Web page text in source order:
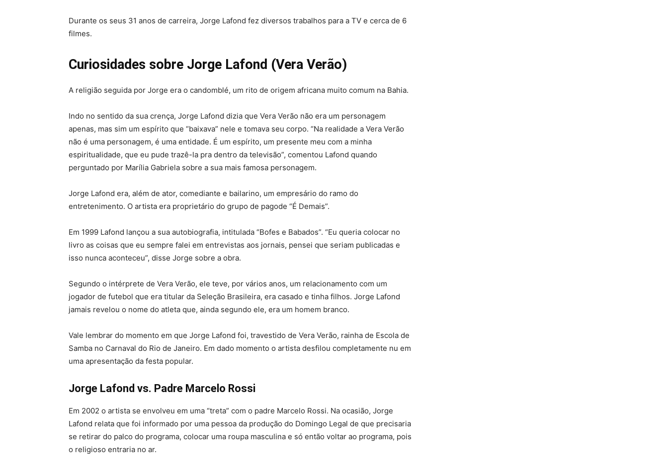
Durante os seus 31 anos de carreira, Jorge Lafond fez diversos trabalhos para a TV e cerca de 6
filmes.
Curiosidades sobre Jorge Lafond (Vera Verão)
A religião seguida por Jorge era o candomblé, um rito de origem africana muito comum na Bahia.
Indo no sentido da sua crença, Jorge Lafond dizia que Vera Verão não era um personagem
apenas, mas sim um espírito que “baixava” nele e tomava seu corpo. “Na realidade a Vera Verão
não é uma personagem, é uma entidade. É um espírito, um presente meu com a minha
espiritualidade, que eu pude trazê-la pra dentro da televisão”, comentou Lafond quando
perguntado por Marília Gabriela sobre a sua mais famosa personagem.
Jorge Lafond era, além de ator, comediante e bailarino, um empresário do ramo do
entretenimento. O artista era proprietário do grupo de pagode “É Demais”.
Em 1999 Lafond lançou a sua autobiografia, intitulada “Bofes e Babados”. “Eu queria colocar no
livro as coisas que eu sempre falei em entrevistas aos jornais, pensei que seriam publicadas e
isso nunca aconteceu”, disse Jorge sobre a obra.
Segundo o intérprete de Vera Verão, ele teve, por vários anos, um relacionamento com um
jogador de futebol que era titular da Seleção Brasileira, era casado e tinha filhos. Jorge Lafond
jamais revelou o nome do atleta que, ainda segundo ele, era um homem branco.
Vale lembrar do momento em que Jorge Lafond foi, travestido de Vera Verão, rainha de Escola de
Samba no Carnaval do Rio de Janeiro. Em dado momento o artista desfilou completamente nu em
uma apresentação da festa popular.
Jorge Lafond vs. Padre Marcelo Rossi
Em 2002 o artista se envolveu em uma “treta” com o padre Marcelo Rossi. Na ocasião, Jorge
Lafond relata que foi informado por uma pessoa da produção do Domingo Legal de que precisaria
se retirar do palco do programa, colocar uma roupa masculina e só então voltar ao programa, pois
o religioso entraria no ar.